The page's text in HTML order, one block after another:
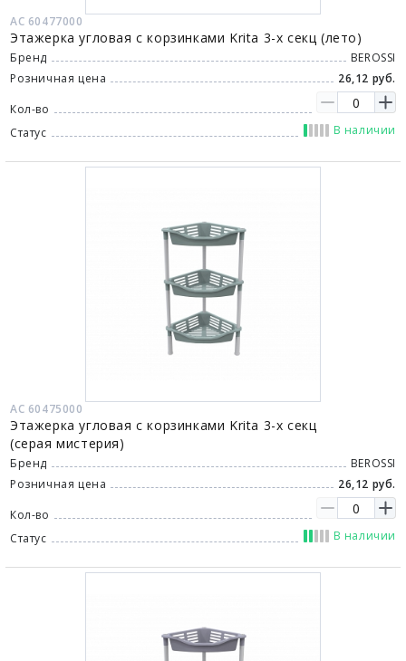
АС 60477000
Этажерка угловая с корзинками Krita 3-х секц (лето)
Бренд
BEROSSI
Розничная цена
26,12 руб.
Кол-во
Статус
В наличии
АС 60475000
Этажерка угловая с корзинками Krita 3-х секц
(серая мистерия)
Бренд
BEROSSI
Розничная цена
26,12 руб.
Кол-во
Статус
В наличии